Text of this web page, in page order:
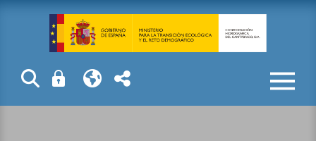
Sala de prensa